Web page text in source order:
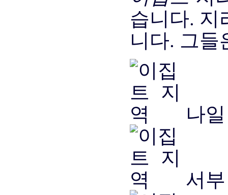
습니다. 지
니다. 그들
나
서